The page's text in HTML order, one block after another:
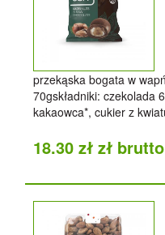
przekąska bogata w
70gskładniki: czekolada
kakaowca*, cukier z
18.30 zł zł brutto